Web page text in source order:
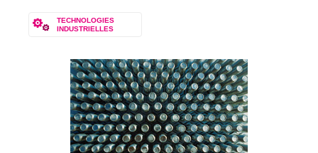
TECHNOLOGIES
INDUSTRIELLES